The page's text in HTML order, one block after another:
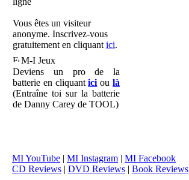
Vous êtes un visiteur
anonyme. Inscrivez-vous
gratuitement en cliquant ici.
M-I Jeux
Deviens un pro de la
batterie en cliquantici oulà
(Entraîne toi sur la batterie
de Danny Carey de TOOL)
MI YouTube | MI Instagram | MI Facebook
CD Reviews | DVD Reviews | Book Reviews